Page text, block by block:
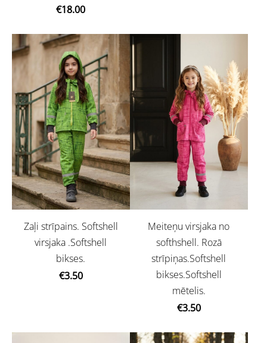
€18.00
Zaļi strīpains. Softshell
virsjaka .Softshell
bikses.
€3.50
Meiteņu virsjaka no
softhshell. Rozā
strīpiņas.Softshell
bikses.Softshell
mētelis.
€3.50